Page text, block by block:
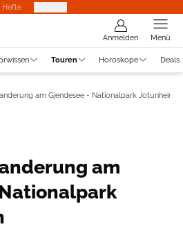
Hefte
Anmelden Menü
Touren Horoskope Deals
am Gjendesee - Nationalpark Jotunheimen
am